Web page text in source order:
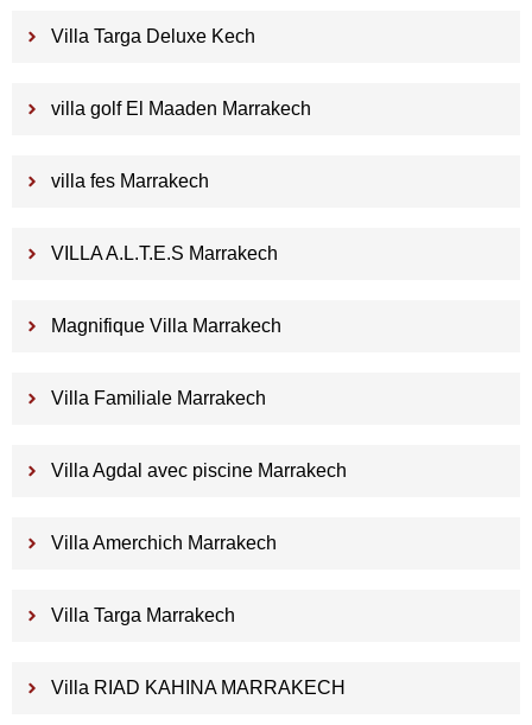
Villa Targa Deluxe Kech
villa golf El Maaden Marrakech
villa fes Marrakech
VILLA A.L.T.E.S Marrakech
Magnifique Villa Marrakech
Villa Familiale Marrakech
Villa Agdal avec piscine Marrakech
Villa Amerchich Marrakech
Villa Targa Marrakech
Villa RIAD KAHINA MARRAKECH